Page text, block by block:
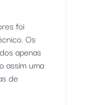
foi
Os
apenas
assim uma
de